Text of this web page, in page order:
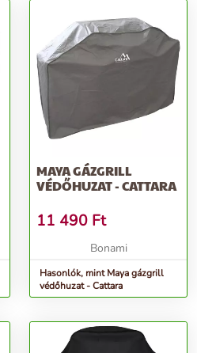
MAYA GÁZGRILL
VÉDŐHUZAT - CATTARA
11 490 Ft
Bonami
Hasonlók, mint Maya gázgrill
védőhuzat - Cattara